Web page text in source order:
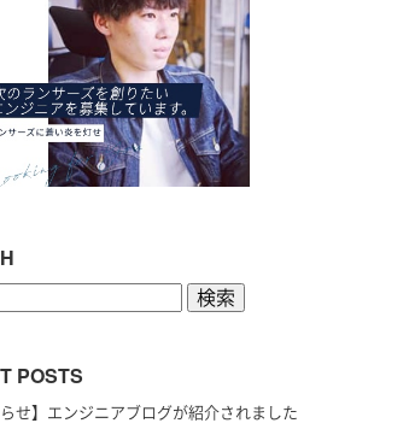
POSTS
らせ】エンジニアブログが紹介されました